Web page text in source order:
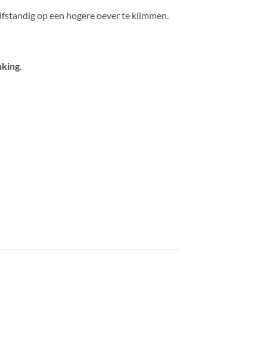
op een hogere oever te klimmen.